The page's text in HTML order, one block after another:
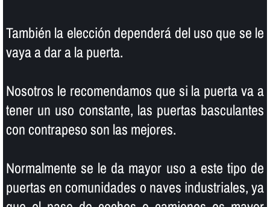
También la elección dependerá del uso que se le
vaya a dar a la puerta.
Nosotros le recomendamos que si la puerta va a
tener un uso constante, las puertas basculantes
con contrapeso son las mejores.
Normalmente se le da mayor uso a este tipo de
puertas en comunidades o naves industriales, ya